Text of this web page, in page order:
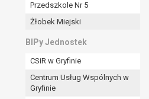
Przedszkole Nr 5
Żłobek Miejski
BIPy Jednostek
CSiR w Gryfinie
Centrum Usług Wspólnych w
Gryfinie
są